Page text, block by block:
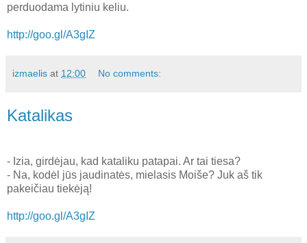
perduodama lytiniu keliu.
http://goo.gl/A3gIZ
izmaelis at 12:00 No comments:
Katalikas
- Izia, girdėjau, kad kataliku patapai. Ar tai tiesa?
- Na, kodėl jūs jaudinatės, mielasis Moiše? Juk aš tik
pakeičiau tiekėją!
http://goo.gl/A3gIZ